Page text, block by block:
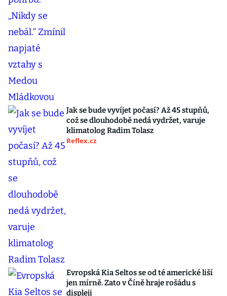
Jak se bude vyvíjet počasí? Až 45 stupňů,
což se dlouhodobě nedá vydržet, varuje
klimatolog Radim Tolasz
Reflex.cz
Evropská Kia Seltos se od té americké liší
jen mírně. Zato v Číně hraje rošádu s
displeji